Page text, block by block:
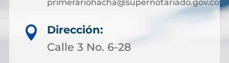
primerariohacha@supernotariado.gov.co

Dirección:
Calle 3 No. 6-28